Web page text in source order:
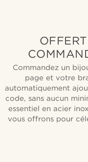
Commandez un
page et votre
automatiquement
code, sans aucun
essentiel en acier
vous offrons pour